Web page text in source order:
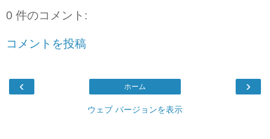
0 件のコメント:
コメントを投稿
‹ ›
ホーム
ウェブ バージョンを表示